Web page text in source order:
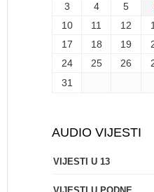
3
4 5
10
11 12
17
18 19
24
25 26
31
AUDIO VIJESTI
VIJESTI U 13